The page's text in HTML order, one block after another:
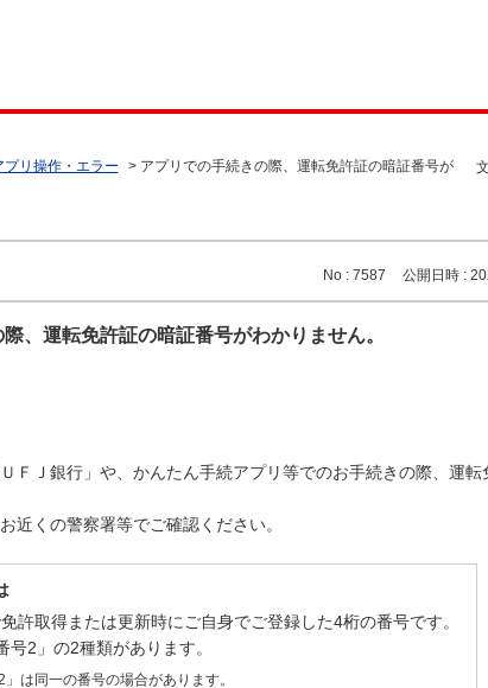
プリ操作・エラー > アプリでの手続きの際、運転免許証の暗証番号が
No : 7587 公開日時 :
、運転免許証の暗証番号がわかりません。
ＦＪ銀行」や、かんたん手続アプリ等でのお手続きの際、運
近くの警察署等でご確認ください。
許取得または更新時にご自身でご登録した4桁の番号です。
号2」の2種類があります。
は同一の番号の場合があります。